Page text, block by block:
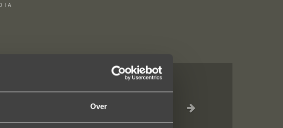
Over
(uit Frankrijk). De ontvangst is
hebben zojuist een ring laten
is werkelijk schitterend. U heeft